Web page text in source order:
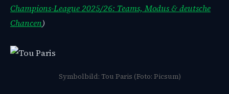
Champions-League 2025/26: Teams, Modus & deutsche
Chancen)
Symbolbild: Tou Paris (Foto: Picsum)